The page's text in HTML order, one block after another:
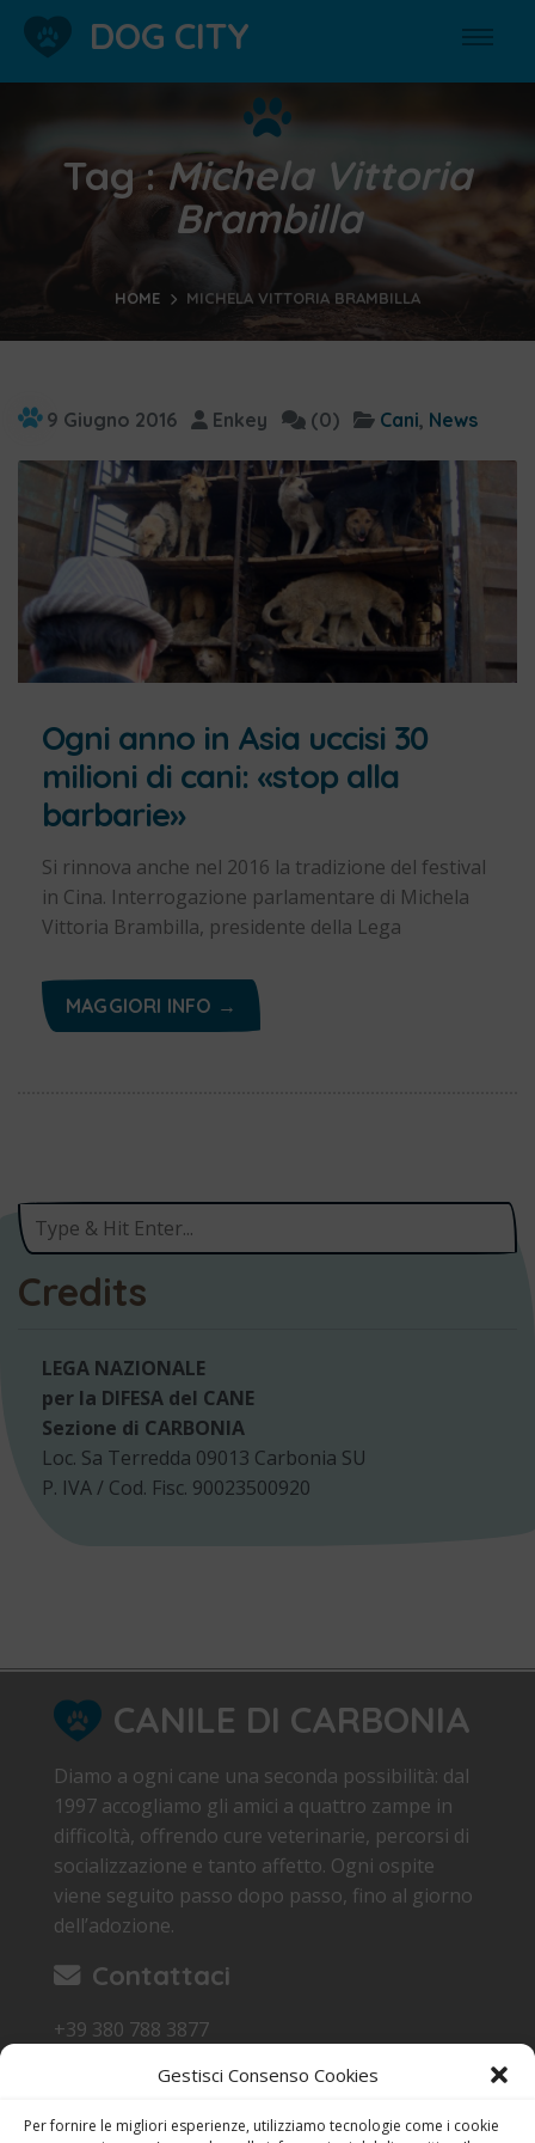
Gestisci Consenso Cookies
Per fornire le migliori esperienze, utilizziamo tecnologie come i cookie
DOG CITY
Tag :Michela Vittoria
Brambilla
HOME MICHELA VITTORIA BRAMBILLA
9 Giugno 2016 Enkey (0) Cani, News
Ogni anno in Asia uccisi 30
milioni di cani: «stop alla
barbarie»
Si rinnova anche nel 2016 la tradizione del festival
in Cina. Interrogazione parlamentare di Michela
Vittoria Brambilla, presidente della Lega
MAGGIORI INFO →
Credits
LEGA NAZIONALE
per la DIFESA del CANE
Sezione di CARBONIA
Loc. Sa Terredda 09013 Carbonia SU
P. IVA / Cod. Fisc. 90023500920
CANILE DI CARBONIA
Diamo a ogni cane una seconda possibilità: dal
1997 accogliamo gli amici a quattro zampe in
difficoltà, offrendo cure veterinarie, percorsi di
socializzazione e tanto affetto. Ogni ospite
viene seguito passo dopo passo, fino al giorno
dell’adozione.
Contattaci
+39 380 788 3877
Loc. Sa Terredda 09013 Carbonia SU
Orari di Visita